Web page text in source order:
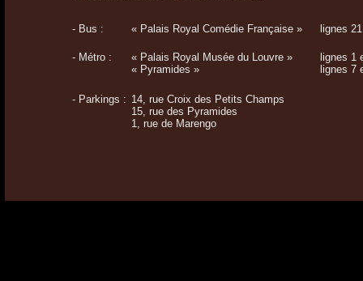
- Bus : « Palais Royal Comédie Française » lignes
- Métro :
« Palais Royal Musée du Louvre »
« Pyramides »
lignes 1
lignes 7
- Parkings : 14, rue Croix des Petits Champs
15, rue des Pyramides
1, rue de Marengo